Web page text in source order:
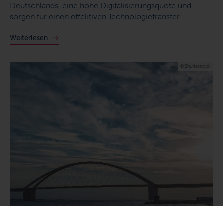
Deutschlands, eine hohe Digitalisierungsquote und
sorgen für einen effektiven Technologietransfer.
Weiterlesen
© Shutterstock